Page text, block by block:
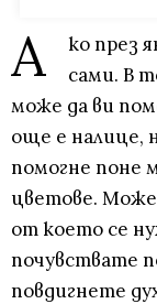
А
ко през
сами. В
може да ви
още е налице,
помогне поне
цветове.
от което се
почувствате
повдигнете